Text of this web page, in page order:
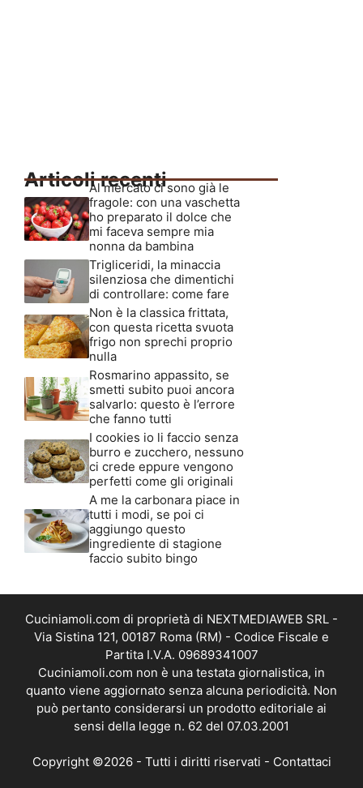
Articoli recenti
Al mercato ci sono già le
fragole: con una vaschetta
ho preparato il dolce che
mi faceva sempre mia
nonna da bambina
Trigliceridi, la minaccia
silenziosa che dimentichi
di controllare: come fare
Non è la classica frittata,
con questa ricetta svuota
frigo non sprechi proprio
nulla
Rosmarino appassito, se
smetti subito puoi ancora
salvarlo: questo è l’errore
che fanno tutti
I cookies io li faccio senza
burro e zucchero, nessuno
ci crede eppure vengono
perfetti come gli originali
A me la carbonara piace in
tutti i modi, se poi ci
aggiungo questo
ingrediente di stagione
faccio subito bingo
Cuciniamoli.com di proprietà di NEXTMEDIAWEB SRL -
Via Sistina 121, 00187 Roma (RM) - Codice Fiscale e
Partita I.V.A. 09689341007
Cuciniamoli.com non è una testata giornalistica, in
quanto viene aggiornato senza alcuna periodicità. Non
può pertanto considerarsi un prodotto editoriale ai
sensi della legge n. 62 del 07.03.2001
Copyright ©2026 - Tutti i diritti riservati - Contattaci